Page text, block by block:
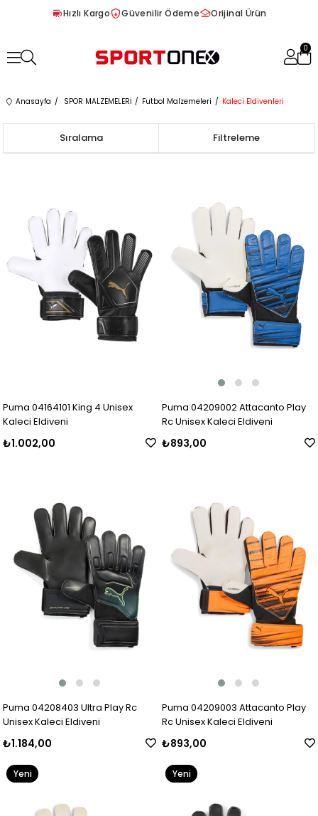
Hızlı Kargo Güvenilir Ödeme Orijinal Ürün
0
Anasayfa SPOR MALZEMELERİ Futbol Malzemeleri Kaleci Eldivenleri
Filtreleme
Sıralama
Puma 04164101 King 4 Unisex
Kaleci Eldiveni
₺1.002,00
Puma 04209002 Attacanto Play
Rc Unisex Kaleci Eldiveni
₺893,00
Puma 04208403 Ultra Play Rc
Unisex Kaleci Eldiveni
₺1.184,00
Puma 04209003 Attacanto Play
Rc Unisex Kaleci Eldiveni
₺893,00
Yeni
Yeni